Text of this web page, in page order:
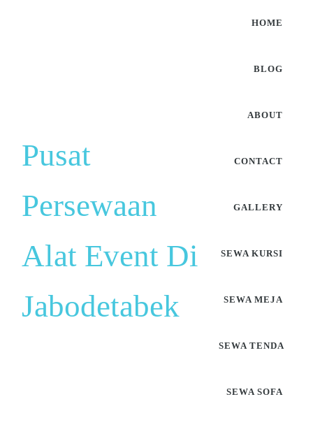
Pusat
Persewaan
Alat Event Di
Jabodetabek
HOME
BLOG
ABOUT
CONTACT
GALLERY
SEWA KURSI
SEWA MEJA
SEWA TENDA
SEWA SOFA